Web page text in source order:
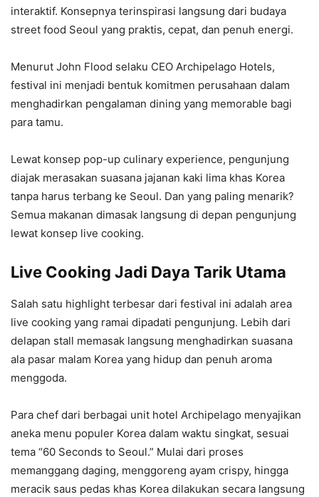
interaktif. Konsepnya terinspirasi langsung dari budaya
street food Seoul yang praktis, cepat, dan penuh energi.
Menurut John Flood selaku CEO Archipelago Hotels,
festival ini menjadi bentuk komitmen perusahaan dalam
menghadirkan pengalaman dining yang memorable bagi
para tamu.
Lewat konsep pop-up culinary experience, pengunjung
diajak merasakan suasana jajanan kaki lima khas Korea
tanpa harus terbang ke Seoul. Dan yang paling menarik?
Semua makanan dimasak langsung di depan pengunjung
lewat konsep live cooking.
Live Cooking Jadi Daya Tarik Utama
Salah satu highlight terbesar dari festival ini adalah area
live cooking yang ramai dipadati pengunjung. Lebih dari
delapan stall memasak langsung menghadirkan suasana
ala pasar malam Korea yang hidup dan penuh aroma
menggoda.
Para chef dari berbagai unit hotel Archipelago menyajikan
aneka menu populer Korea dalam waktu singkat, sesuai
tema “60 Seconds to Seoul.” Mulai dari proses
memanggang daging, menggoreng ayam crispy, hingga
meracik saus pedas khas Korea dilakukan secara langsung